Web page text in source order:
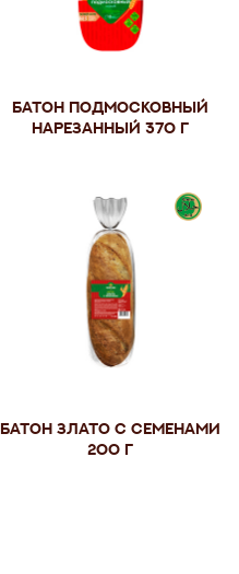
Батон Подмосковный
нарезанный 370 г
Батон Злато с семенами
200 г